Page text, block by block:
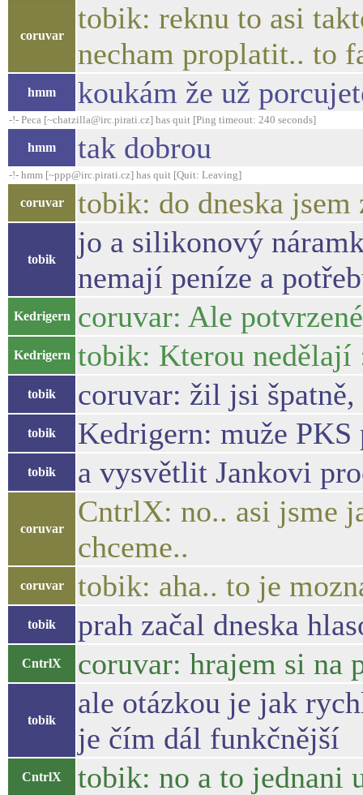
coruvar
tobik: reknu to asi
necham proplatit.. to
hmm koukám že už
-!- Peca [~chatzilla@irc.pirati.cz] has quit [Ping timeout: 240 seconds]
hmm tak dobrou
-!- hmm [~ppp@irc.pirati.cz] has quit [Quit: Leaving]
coruvar tobik: do dneska
tobik
jo a silikonový
nemají peníze a
Kedrigern coruvar: Ale
Kedrigern tobik: Kterou nedělají
tobik coruvar: žil jsi
tobik Kedrigern: muže
tobik a vysvětlit Jankovi
coruvar
CntrlX: no.. asi jsme
chceme..
coruvar tobik: aha.. to je
tobik prah začal dneska
CntrlX coruvar: hrajem si na
tobik
ale otázkou je jak
je čím dál funkčnější
CntrlX tobik: no a to jednani